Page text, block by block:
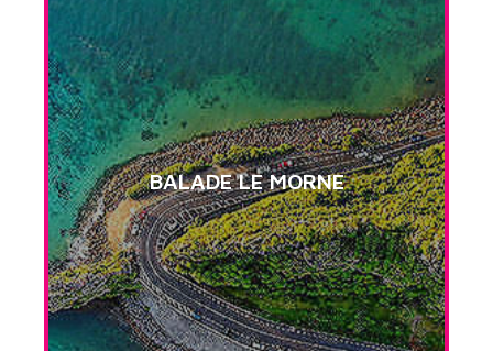
BALADE LE MORNE